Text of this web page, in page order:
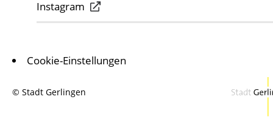
Instagram
Cookie-Einstellungen
© Stadt Gerlingen